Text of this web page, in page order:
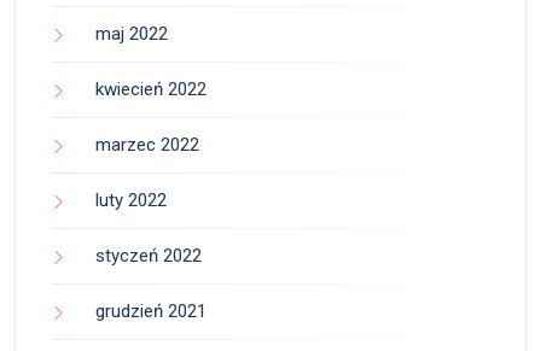
maj 2022
kwiecień 2022
marzec 2022
luty 2022
styczeń 2022
grudzień 2021